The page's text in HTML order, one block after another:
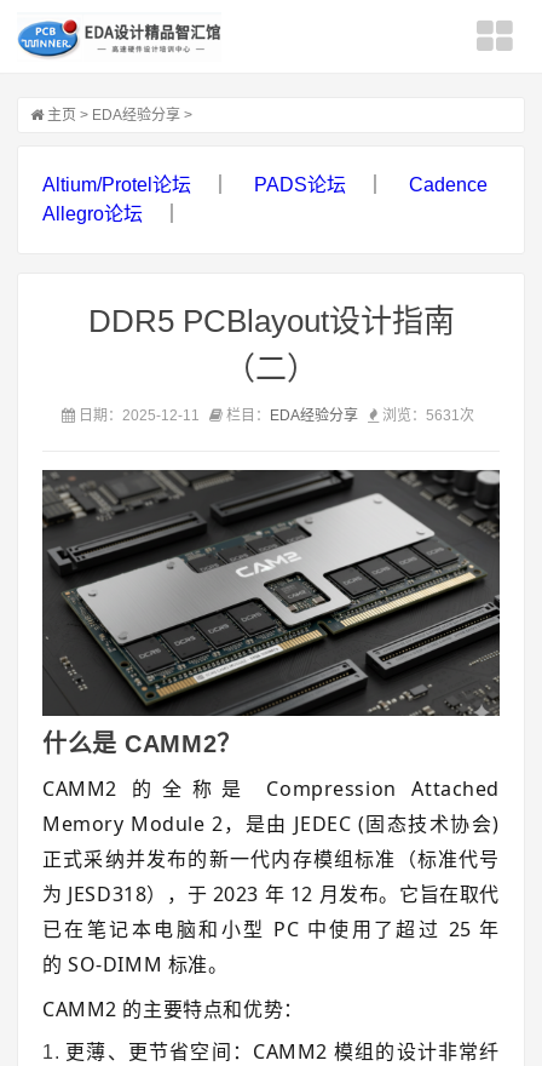
主页 > EDA经验分享 >
Altium/Protel论坛 PADS论坛
Cadence
Allegro论坛
DDR5 PCBlayout设计指南
（二）
日期：2025-12-11 栏目： EDA经验分享 浏览： 5631次
什么是 CAMM2？
CAMM2 的全称是 Compression Attached
Memory Module 2， 是由 JEDEC (固态技术协会)
正式采纳并发布的新一代内存模组标准（标准代号
为 JESD318），于 2023 年 12 月发布。它旨在取代
已在笔记本电脑和小型 PC 中使用了超过 25 年
的SO-DIMM 标准。
CAMM2 的主要特点和优势：
更薄、更节省空间： CAMM2 模组的设计非常纤